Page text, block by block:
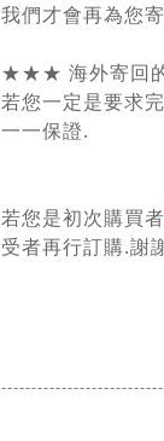
我們才會再為您
★★★ 海外寄回的
若您一定是要求
一一保證.
若您是初次購買
受者再行訂購.謝